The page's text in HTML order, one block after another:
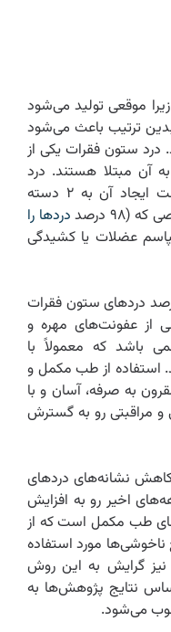
موقعی تولید می‌شود
ترتیب باعث می‌شود
ستون فقرات یکی از
آن مبتلا هستند. درد
ستون فقرات را می‌توان براساس علت ایجاد آن به ۲ دسته
درصد
دردها را
عضلات یا کشیدگی
دردهای ثانویه است که ۲ درصد دردهای ستون فقرات
عفونت‌های مهره و
باشد که معمولاً با
استفاده از طب مکمل و
به صرفه، آسان و با
و مراقبتی رو به گسترش
کاهش نشانه‌های دردهای
اخیر رو به افزایش
طب مکمل است که از
مورد استفاده
نیز گرایش به این روش
نتایج پژوهش‌ها به
می‌شود.